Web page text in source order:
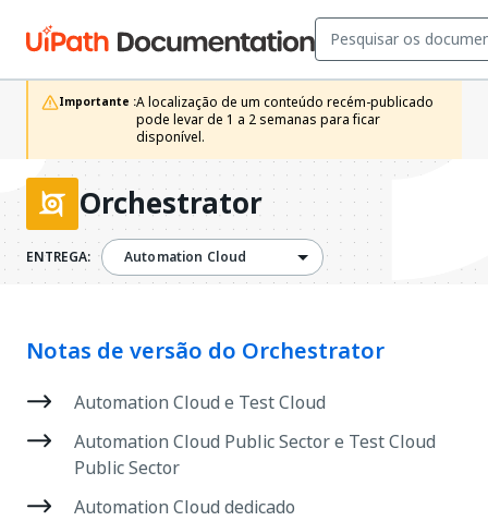
Importante :A localização de um conteúdo recém-publicado
pode levar de 1 a 2 semanas para ficar
disponível.
Orchestrator
ENTREGA: Automation Cloud
Notas de versão do Orchestrator
Automation Cloud e Test Cloud
Automation Cloud Public Sector e Test Cloud
Public Sector
Automation Cloud dedicado